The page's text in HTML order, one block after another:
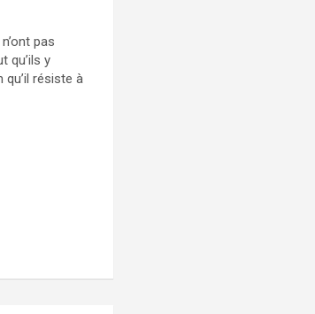
pas
qu’ils y
résiste à